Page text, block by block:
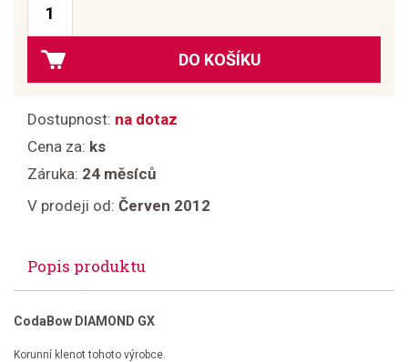
DO KOŠÍKU
Dostupnost: na dotaz
Cena za: ks
Záruka: 24 měsíců
V prodeji od: Červen 2012
Popis produktu
CodaBow DIAMOND GX
Korunní klenot tohoto výrobce.